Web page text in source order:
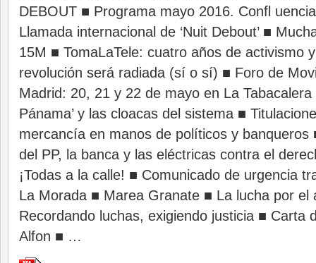
DEBOUT ■ Programa mayo 2016. Confl
Llamada internacional de ‘Nuit Debout’ ■
15M ■ TomaLaTele: cuatro años de activismo
revolución será radiada (sí o sí) ■ Foro de
Madrid: 20, 21 y 22 de mayo en La Tabacalera
Pánama’ y las cloacas del sistema ■
mercancía en manos de políticos y banqueros
del PP, la banca y las eléctricas contra el
¡Todas a la calle! ■ Comunicado de urgencia
La Morada ■ Marea Granate ■ La lucha por el
Recordando luchas, exigiendo justicia ■ Carta
Alfon ■ …